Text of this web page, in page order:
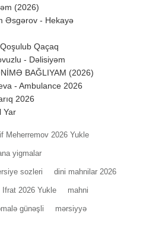
(2026)
Əsgərov - Hekayə
Qaçaq
- Dəlisiyəm
BAĞLIYAM (2026)
- Ambulance 2026
2026
Yar
Meherremov 2026 Yukle
yigmalar
sozleri dini mahnilar 2026
Ifrat 2026 Yukle mahni
günəşli mərsiyyə